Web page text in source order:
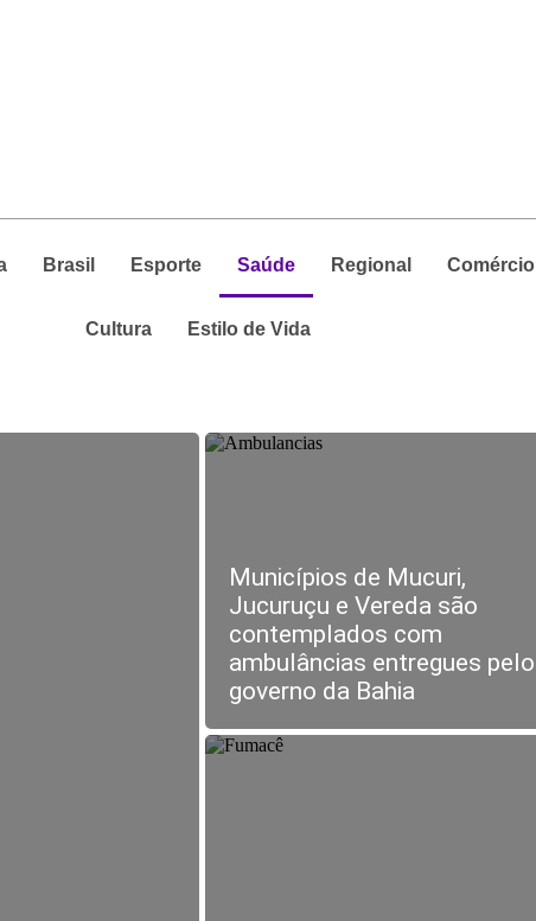
Brasil Esporte Saúde Regional Comércio
Cultura Estilo de Vida
Municípios de Mucuri,
Jucuruçu e Vereda são
contemplados com
ambulâncias entregues pelo
governo da Bahia